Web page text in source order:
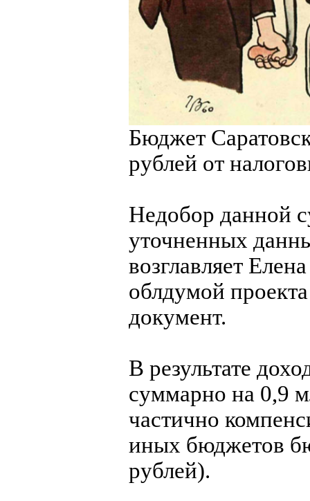
Бюджет
рублей от
Недобор данной
уточненных
возглавляет
облдумой
документ.
В результате
суммарно на 0,9
частично
иных бюджетов
рублей).